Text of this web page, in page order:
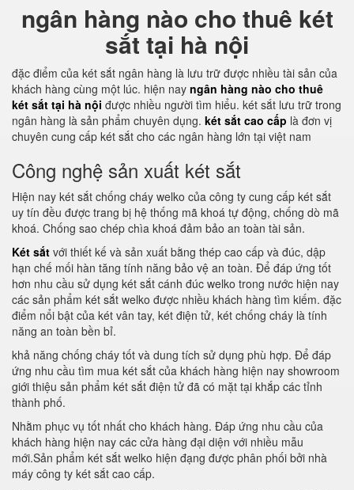
ngân hàng nào cho thuê két
sắt tại hà nội
đặc điểm của két sắt ngân hàng là lưu trữ được nhiều tài sản của
khách hàng cùng một lúc. hiện nay ngân hàng nào cho thuê
két sắt tại hà nội được nhiều người tìm hiểu. két sắt lưu trữ trong
ngân hàng là sản phẩm chuyên dụng. két sắt cao cấp là đơn vị
chuyên cung cấp két sắt cho các ngân hàng lớn tại việt nam
Công nghệ sản xuất két sắt
Hiện nay két sắt chống cháy welko của công ty cung cấp két sắt
uy tín đều được trang bị hệ thống mã khoá tự động, chống dò mã
khoá. Chống sao chép chìa khoá đảm bảo an toàn tài sản.
Két sắt với thiết kế và sản xuất bằng thép cao cấp và đúc, dập
hạn chế mối hàn tăng tính năng bảo vệ an toàn. Để đáp ứng tốt
hơn nhu cầu sử dụng két sắt cánh đúc welko trong nước hiện nay
các sản phẩm két sắt welko được nhiều khách hàng tìm kiếm. đặc
điểm nổi bật của két vân tay, két điện tử, két chống cháy là tính
năng an toàn bền bỉ.
khả năng chống cháy tốt và dung tích sử dụng phù hợp. Để đáp
ứng nhu cầu tìm mua két sắt của khách hàng hiện nay showroom
giới thiệu sản phẩm két sắt điện tử đã có mặt tại khắp các tỉnh
thành phố.
Nhằm phục vụ tốt nhất cho khách hàng. Đáp ứng nhu cầu của
khách hàng hiện nay các cửa hàng đại diện với nhiều mẫu
mới.Sản phẩm két sắt welko hiện đạng được phân phối bởi nhà
máy công ty két sắt cao cấp.